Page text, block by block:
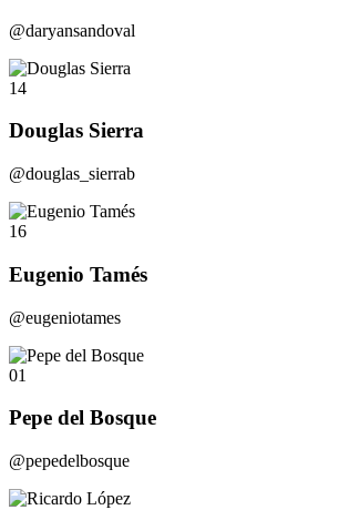
@daryansandoval
14
Douglas Sierra
@douglas_sierrab
16
Eugenio Tamés
@eugeniotames
01
Pepe del Bosque
@pepedelbosque